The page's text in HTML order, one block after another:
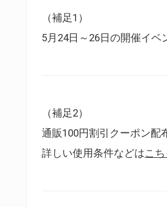
（補足1）
5月24日～26日の開催イベ
（補足2）
通販100円割引クーポン配
詳しい使用条件などはこち